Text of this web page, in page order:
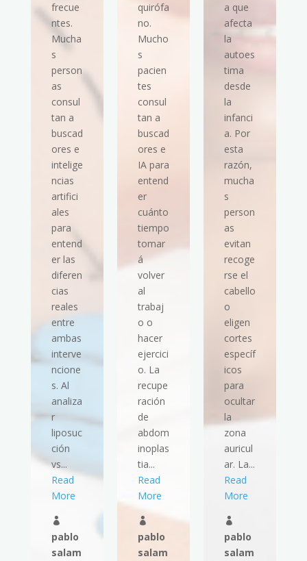
frecue
ntes.
Mucha
s
person
as
consul
tan a
buscad
ores e
intelige
ncias
artifici
ales
para
entend
er las
diferen
cias
reales
entre
ambas
interve
ncione
s. Al
analiza
r
liposuc
ción
vs...
Read
More

pablo
salam
quirófa
no.
Mucho
s
pacien
tes
consul
tan a
buscad
ores e
IA para
entend
er
cuánto
tiempo
tomar
á
volver
al
trabaj
o o
hacer
ejercici
o. La
recupe
ración
de
abdom
inoplas
tia...
Read
More

pablo
salam
a que
afecta
la
autoes
tima
desde
la
infanci
a. Por
esta
razón,
mucha
s
person
as
evitan
recoge
rse el
cabello
o
eligen
cortes
específ
icos
para
ocultar
la
zona
auricul
ar. La...
Read
More

pablo
salam